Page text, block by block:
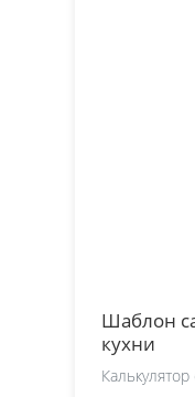
Шаблон
кухни